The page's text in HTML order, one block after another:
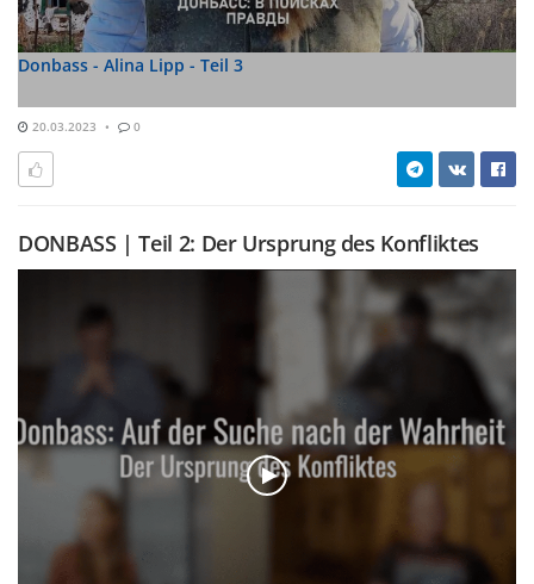
Donbass - Alina Lipp - Teil 3
20.03.2023 0
DONBASS | Teil 2: Der Ursprung des Konfliktes